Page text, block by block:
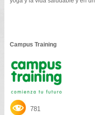
Campus Training
781